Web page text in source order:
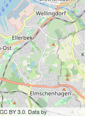
BY 3.0. Data by